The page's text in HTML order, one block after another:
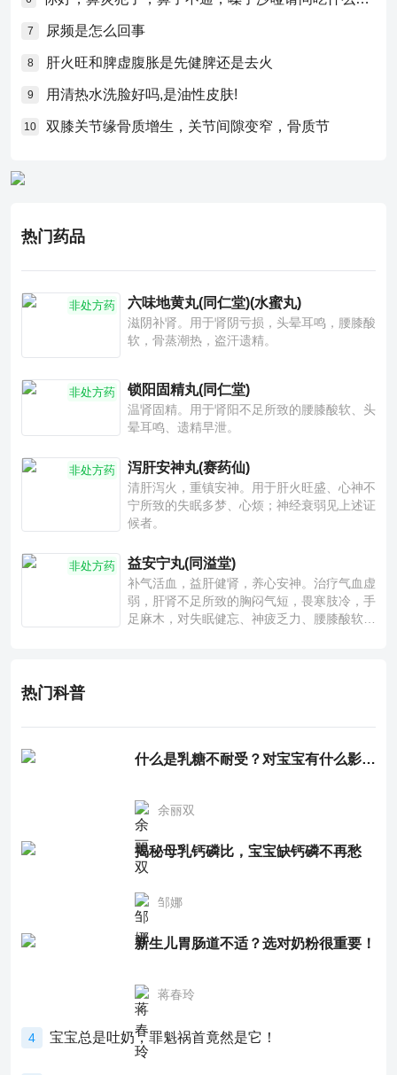
7 尿频是怎么回事
8 肝火旺和脾虚腹胀是先健脾还是去火
9 用清热水洗脸好吗,是油性皮肤!
10 双膝关节缘骨质增生，关节间隙变窄，骨质节
热门药品
非处方药 六味地黄丸(同仁堂)(水蜜丸)
滋阴补肾。用于肾阴亏损，头晕耳鸣，腰膝酸
软，骨蒸潮热，盗汗遗精。
非处方药 锁阳固精丸(同仁堂)
温肾固精。用于肾阳不足所致的腰膝酸软、头
晕耳鸣、遗精早泄。
非处方药 泻肝安神丸(赛药仙)
清肝泻火，重镇安神。用于肝火旺盛、心神不
宁所致的失眠多梦、心烦；神经衰弱见上述证
候者。
非处方药 益安宁丸(同溢堂)
补气活血，益肝健肾，养心安神。治疗气血虚
弱，肝肾不足所致的胸闷气短，畏寒肢冷，手
足麻木，对失眠健忘、神疲乏力、腰膝酸软也
热门科普
什么是乳糖不耐受？对宝宝有什么影响？
余丽双
揭秘母乳钙磷比，宝宝缺钙磷不再愁
邹娜
新生儿胃肠道不适？选对奶粉很重要！
蒋春玲
4 宝宝总是吐奶，罪魁祸首竟然是它！